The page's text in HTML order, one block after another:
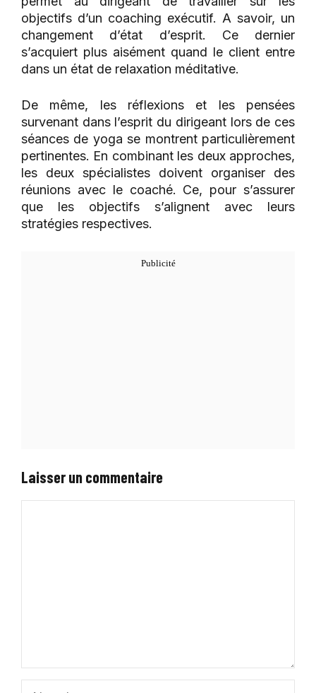
objectifs d’un coaching exécutif. A savoir, un
changement d’état d’esprit. Ce dernier
s’acquiert plus aisément quand le client entre
dans un état de relaxation méditative.
De même, les réflexions et les pensées
survenant dans l’esprit du dirigeant lors de ces
séances de yoga se montrent particulièrement
pertinentes. En combinant les deux approches,
les deux spécialistes doivent organiser des
réunions avec le coaché. Ce, pour s’assurer
que les objectifs s’alignent avec leurs
stratégies respectives.
Laisser un commentaire